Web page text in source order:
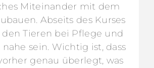
Miteinander mit dem
Abseits des Kurses
Tieren bei Pflege und
sein. Wichtig ist, dass
genau überlegt, was